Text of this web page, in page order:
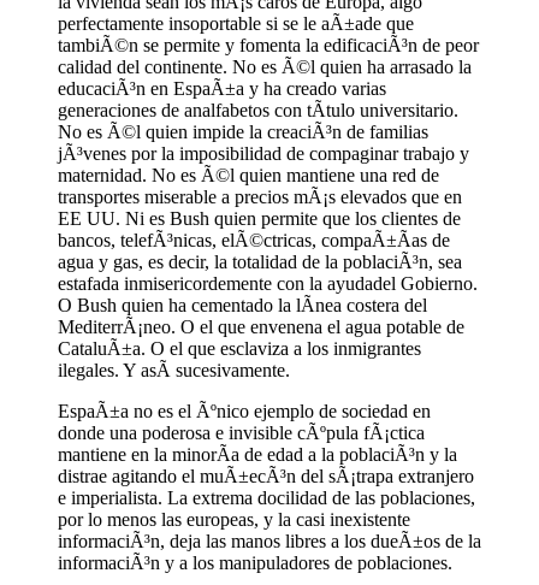
perfectamente insoportable si se le aÃ±ade que
tambiÃ©n se permite y fomenta la edificaciÃ³n de peor
calidad del continente. No es Ã©l quien ha arrasado la
educaciÃ³n en EspaÃ±a y ha creado varias
generaciones de analfabetos con tÃ­tulo universitario.
No es Ã©l quien impide la creaciÃ³n de familias
jÃ³venes por la imposibilidad de compaginar trabajo y
maternidad. No es Ã©l quien mantiene una red de
transportes miserable a precios mÃ¡s elevados que en
EE UU. Ni es Bush quien permite que los clientes de
bancos, telefÃ³nicas, elÃ©ctricas, compaÃ±Ã­as de
agua y gas, es decir, la totalidad de la poblaciÃ³n, sea
estafada inmisericordemente con la ayudadel Gobierno.
O Bush quien ha cementado la lÃ­nea costera del
MediterrÃ¡neo. O el que envenena el agua potable de
CataluÃ±a. O el que esclaviza a los inmigrantes
ilegales. Y asÃ­ sucesivamente.
EspaÃ±a no es el Ãºnico ejemplo de sociedad en
donde una poderosa e invisible cÃºpula fÃ¡ctica
mantiene en la minorÃ­a de edad a la poblaciÃ³n y la
distrae agitando el muÃ±ecÃ³n del sÃ¡trapa extranjero
e imperialista. La extrema docilidad de las poblaciones,
por lo menos las europeas, y la casi inexistente
informaciÃ³n, deja las manos libres a los dueÃ±os de la
informaciÃ³n y a los manipuladores de poblaciones.